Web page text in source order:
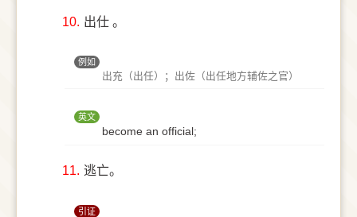
10. 出仕 。
例如
出充（出任）；出佐（出任地方辅佐之官）
英文
become an official;
11. 逃亡。
引证